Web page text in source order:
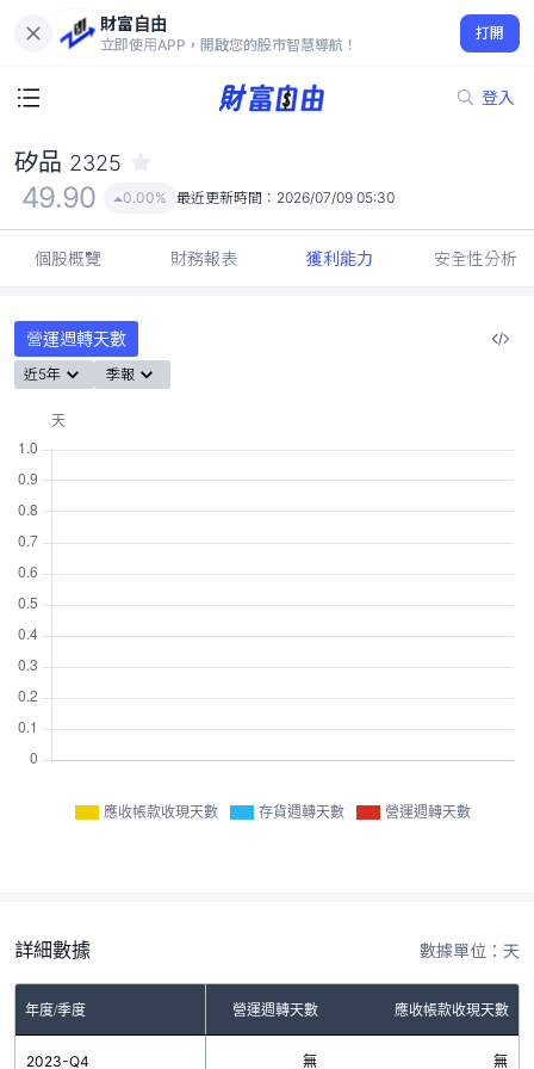
財富自由
立即使用APP，開啟您的股市智慧導航！
打開
登入
49.90
0.00%
矽品 2325
49.90 0.00% 最近更新時間： 2026/07/09 05:30
個股概覽 財務報表 獲利能力 安全性分析
營運週轉天數
近5年 季報
應收帳款收現天數 存貨週轉天數 營運週轉天數
詳細數據 數據單位：天
年度/季度
存貨週轉天數 營運週轉天數 應收帳款收現天數
2023-Q4 無 無